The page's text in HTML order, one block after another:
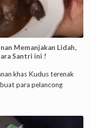
Memanjakan Lidah,
Santri ini !
khas Kudus terenak
para pelancong